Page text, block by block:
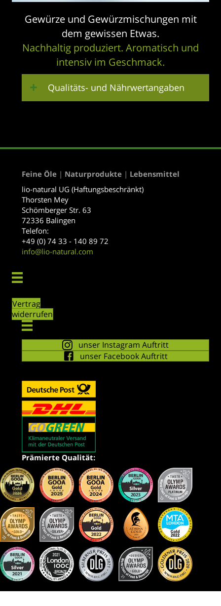
Gewürze und Gewürzmischungen mit
dem gewissen Etwas.
Nachhaltig produziert. Aromatisch und
intensiv im Geschmack.
Qualitäts- und Nährwertangaben
Feine Öle | Naturprodukte | Lebensmittel
lio-natural UG (Haftungsbeschränkt)
Thorsten Mey
Schömberger Str. 63
72336 Balingen
Telefon:
+49 (0) 74 33 - 140 89 72
info@lio-natural.com
Vertrag
widerrufen
unser Instagram Auftritt
unser Facebook Auftritt
Prämierte Qualität: